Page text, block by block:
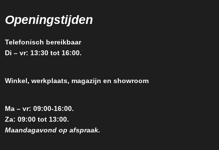
Openingstijden
Telefonisch bereikbaar
Di – vr: 13:30 tot 16:00.
Winkel, werkplaats, magazijn en showroom
Ma – vr: 09:00-16:00.
Za: 09:00 tot 13:00.
Maandagavond op afspraak.